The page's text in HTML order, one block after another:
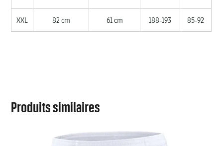
XXL 82 cm 61 cm 188-193 85-92
Produits similaires